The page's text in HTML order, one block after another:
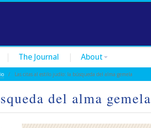
The Journal About
/ Las citas al estilo judío: la búsqueda del alma gemela
del alma gemela